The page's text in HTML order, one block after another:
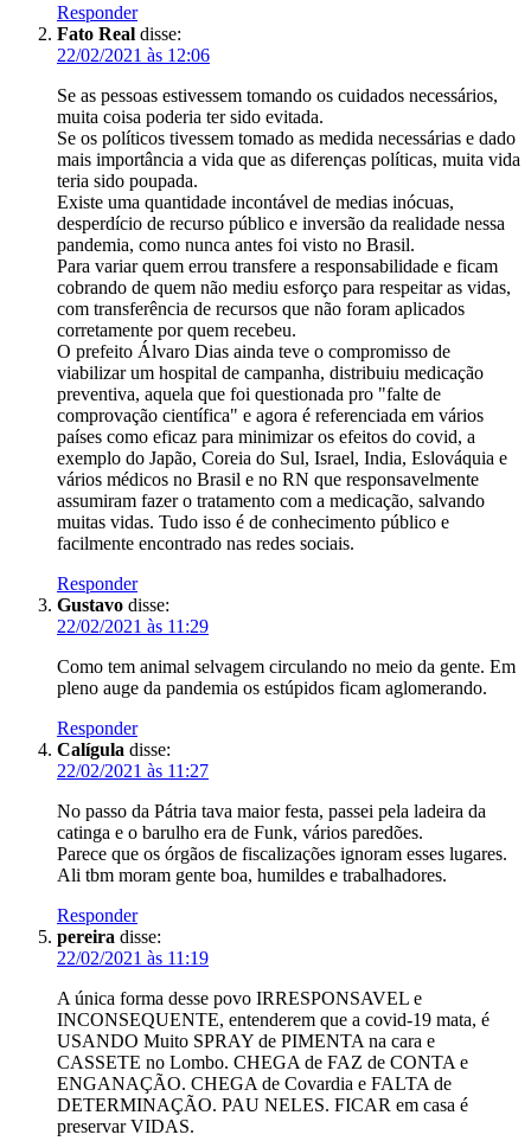
Responder
Fato Real disse:
22/02/2021 às 12:06
Se as pessoas estivessem tomando os cuidados necessários,
muita coisa poderia ter sido evitada.
Se os políticos tivessem tomado as medida necessárias e dado
mais importância a vida que as diferenças políticas, muita vida
teria sido poupada.
Existe uma quantidade incontável de medias inócuas,
desperdício de recurso público e inversão da realidade nessa
pandemia, como nunca antes foi visto no Brasil.
Para variar quem errou transfere a responsabilidade e ficam
cobrando de quem não mediu esforço para respeitar as vidas,
com transferência de recursos que não foram aplicados
corretamente por quem recebeu.
O prefeito Álvaro Dias ainda teve o compromisso de
viabilizar um hospital de campanha, distribuiu medicação
preventiva, aquela que foi questionada pro "falte de
comprovação científica" e agora é referenciada em vários
países como eficaz para minimizar os efeitos do covid, a
exemplo do Japão, Coreia do Sul, Israel, India, Eslováquia e
vários médicos no Brasil e no RN que responsavelmente
assumiram fazer o tratamento com a medicação, salvando
muitas vidas. Tudo isso é de conhecimento público e
facilmente encontrado nas redes sociais.
Responder
Gustavo disse:
22/02/2021 às 11:29
Como tem animal selvagem circulando no meio da gente. Em
pleno auge da pandemia os estúpidos ficam aglomerando.
Responder
Calígula disse:
22/02/2021 às 11:27
No passo da Pátria tava maior festa, passei pela ladeira da
catinga e o barulho era de Funk, vários paredões.
Parece que os órgãos de fiscalizações ignoram esses lugares.
Ali tbm moram gente boa, humildes e trabalhadores.
Responder
pereira disse:
22/02/2021 às 11:19
A única forma desse povo IRRESPONSAVEL e
INCONSEQUENTE, entenderem que a covid-19 mata, é
USANDO Muito SPRAY de PIMENTA na cara e
CASSETE no Lombo. CHEGA de FAZ de CONTA e
ENGANAÇÃO. CHEGA de Covardia e FALTA de
DETERMINAÇÃO. PAU NELES. FICAR em casa é
preservar VIDAS.